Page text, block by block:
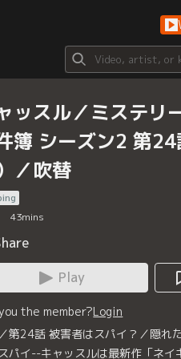
ッスル／ミステリ
簿 シーズン2 第
／吹替
43mins
Play
the member?Login
第24話 被害者はスパイ？／隠れ
パイ--キャッスルは最新作「ネイ